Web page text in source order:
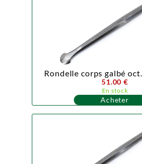
Rondelle corps galbé
51.00 €
En stock
Acheter